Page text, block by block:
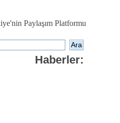
Paylaşım Platformu
Haberler: